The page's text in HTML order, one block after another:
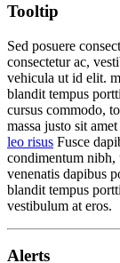
Tooltip
Sed posuere
consectetur ac,
vehicula ut id elit.
blandit tempus
cursus commodo,
massa justo sit
leo risus Fusce
condimentum nibh,
venenatis dapibus
blandit tempus
vestibulum at eros.
Alerts